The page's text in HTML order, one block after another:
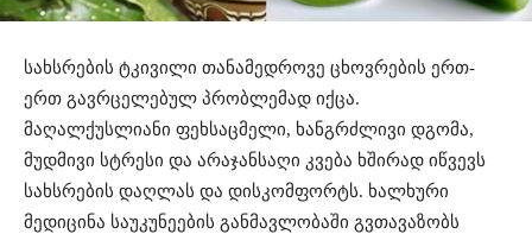
სახსრების ტკივილი თანამედროვე ცხოვრების ერთ-
ერთ გავრცელებულ პრობლემად იქცა.
მაღალქუსლიანი ფეხსაცმელი, ხანგრძლივი დგომა,
მუდმივი სტრესი და არაჯანსაღი კვება ხშირად იწვევს
სახსრების დაღლას და დისკომფორტს. ხალხური
მედიცინა საუკუნეების განმავლობაში გვთავაზობს